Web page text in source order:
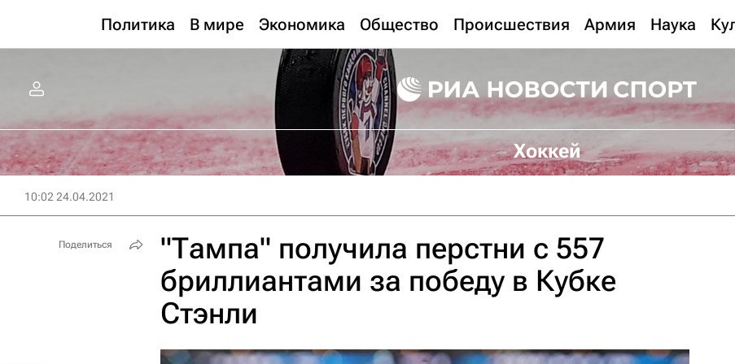
Политика В мире Экономика Общество Происшествия Армия Наука
Хоккей
10:02 24.04.2021
"Тампа" получила перстни с 557
бриллиантами за победу в Кубке
Стэнли
Поделиться